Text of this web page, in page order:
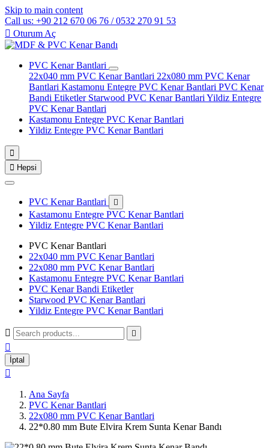
Skip to main content
Call us: +90 212 670 06 76 / 0532 270 91 53
 Oturum Aç
PVC Kenar Bantlari
22x040 mm PVC Kenar Bantlari 22x080 mm PVC Kenar
Bantlari Kastamonu Entegre PVC Kenar Bantlari PVC Kenar
Bandi Etiketler Starwood PVC Kenar Bantlari Yildiz Entegre
PVC Kenar Bantlari
Kastamonu Entegre PVC Kenar Bantlari
Yildiz Entegre PVC Kenar Bantlari

 Hepsi
PVC Kenar Bantlari 
Kastamonu Entegre PVC Kenar Bantlari
Yildiz Entegre PVC Kenar Bantlari
PVC Kenar Bantlari
22x040 mm PVC Kenar Bantlari
22x080 mm PVC Kenar Bantlari
Kastamonu Entegre PVC Kenar Bantlari
PVC Kenar Bandi Etiketler
Starwood PVC Kenar Bantlari
Yildiz Entegre PVC Kenar Bantlari
 

İptal

Ana Sayfa
PVC Kenar Bantlari
22x080 mm PVC Kenar Bantlari
22*0.80 mm Bute Elvira Krem Sunta Kenar Bandı